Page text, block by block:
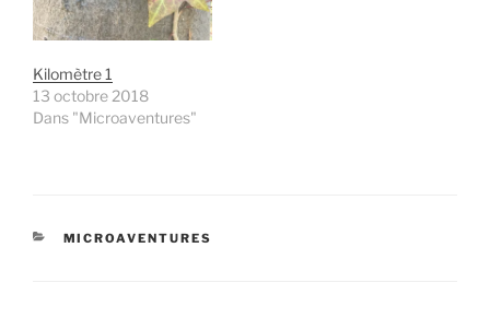
Kilomètre 1
13 octobre 2018
Dans "Microaventures"
CATÉGORIES
MICROAVENTURES